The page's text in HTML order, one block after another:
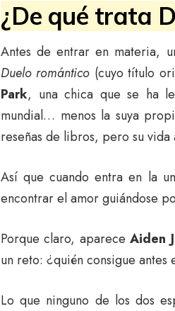
¿De qué trata
Antes de entrar en materia,
Duelo romántico (cuyo título
Park, una chica que se ha
mundial… menos la suya
reseñas de libros, pero su
Así que cuando entra en la
encontrar el amor guiándose
Porque claro, apareceAiden
un reto: ¿quién consigue
Lo que ninguno de los dos